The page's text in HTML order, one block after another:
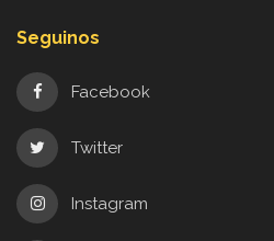
Seguinos
Facebook
Twitter
Instagram